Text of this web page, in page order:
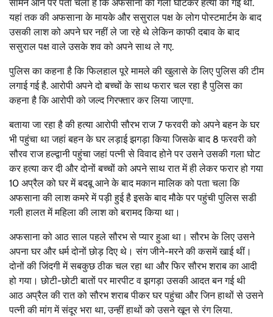
सामने आने पर पता चला है कि अफसाना की गला घोटकर हत्या की गई थी.
यहां तक की अफसाना के मायके और ससुराल पक्ष के लोग पोस्टमार्टम के बाद
उसकी लाश को अपने घर नहीं ले जा रहे थे लेकिन काफी दबाव के बाद
ससुराल पक्ष वाले उसके शव को अपने साथ ले गए.
पुलिस का कहना है कि फिलहाल पूरे मामले की खुलासे के लिए पुलिस की टीम
लगाई गई है. आरोपी अपने दो बच्चों के साथ फरार चल रहा है पुलिस का
कहना है कि आरोपी को जल्द गिरफ्तार कर लिया जाएगा.
बताया जा रहा है की हत्या आरोपी सौरभ राज 7 फरवरी को अपने बहन के घर
भी पहुंचा था जहां बहन के घर लड़ाई झगड़ा किया जिसके बाद 8 फरवरी को
सौरव राज हल्द्वानी पहुंचा जहां पत्नी से विवाद होने पर उसने उसकी गला घोट
कर हत्या कर दी और दोनों बच्चों को अपने साथ रात में ही लेकर फरार हो गया
10 अप्रैल को घर में बदबू आने के बाद मकान मालिक को पता चला कि
अफसाना की लाश कमरे में पड़ी हुई है इसके बाद मौके पर पहुंची पुलिस सडी
गली हालत में महिला की लाश को बरामद किया था।
अफसाना को आठ साल पहले सौरभ से प्यार हुआ था। सौरभ के लिए उसने
अपना घर और धर्म दोनों छोड़ दिए थे। संग जीने-मरने की कसमें खाई थीं।
दोनों की जिंदगी में सबकुछ ठीक चल रहा था और फिर सौरभ शराब का आदी
हो गया। छोटी-छोटी बातों पर मारपीट व झगड़ा उसकी आदत बन गई थी
आठ अप्रैल की रात को सौरभ शराब पीकर घर पहुंचा और जिन हाथों से उसने
पत्नी की मांग में संदूर भरा था, उन्हीं हाथों को उसने खून से रंग लिया.